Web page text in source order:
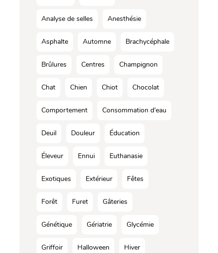
Analyse de selles Anesthésie
Asphalte Automne Brachycéphale
Brûlures Centres Champignon
Chat Chien Chiot Chocolat
Comportement Consommation d'eau
Deuil Douleur Éducation
Éleveur Ennui Euthanasie
Exotiques Extérieur Fêtes
Forêt Furet Gâteries
Génétique Gériatrie Glycémie
Griffoir Halloween Hiver